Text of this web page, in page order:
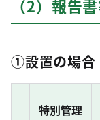
（2）報告
①設置の場合
特別管理